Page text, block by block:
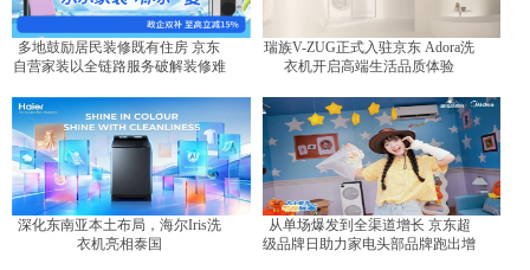
多地鼓励居民装修既有住房 京东
自营家装以全链路服务破解装修难
瑞族V-ZUG正式入驻京东 Adora洗
衣机开启高端生活品质体验
深化东南亚本土布局，海尔Iris洗
衣机亮相泰国
从单场爆发到全渠道增长 京东超
级品牌日助力家电头部品牌跑出增